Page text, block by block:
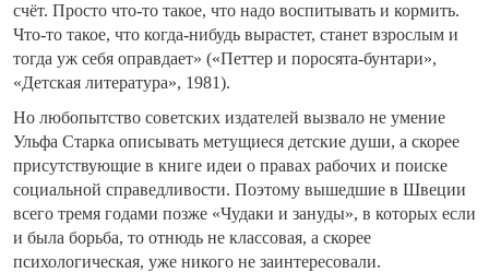
счёт. Просто что-то такое, что надо воспитывать и кормить.
Что-то такое, что когда-нибудь вырастет, станет взрослым и
тогда уж себя оправдает» («Петтер и поросята-бунтари»,
«Детская литература», 1981).
Но любопытство советских издателей вызвало не умение
Ульфа Старка описывать метущиеся детские души, а скорее
присутствующие в книге идеи о правах рабочих и поиске
социальной справедливости. Поэтому вышедшие в Швеции
всего тремя годами позже «Чудаки и зануды», в которых если
и была борьба, то отнюдь не классовая, а скорее
психологическая, уже никого не заинтересовали.